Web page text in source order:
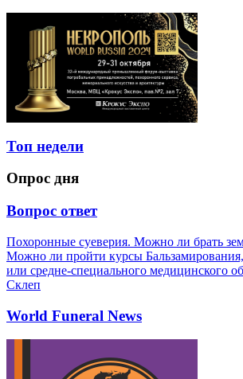
Топ недели
Опрос дня
Вопрос ответ
Похоронные суеверия. Можно ли брать
Можно ли пройти курсы
или средне-специального медицинского
Склеп
World Funeral News